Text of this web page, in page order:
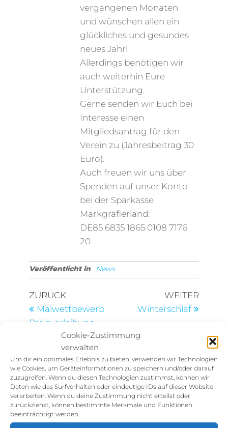
Cookie-Zustimmung
verwalten
Um dir ein optimales Erlebnis zu bieten, verwenden wir Technologien
wie Cookies, um Geräteinformationen zu speichern und/oder darauf
zuzugreifen. Wenn du diesen Technologien zustimmst, können wir
Daten wie das Surfverhalten oder eindeutige IDs auf dieser Website
verarbeiten. Wenn du deine Zustimmung nicht erteilst oder
zurückziehst, können bestimmte Merkmale und Funktionen
beeinträchtigt werden.
vergangenen Monaten
und wünschen allen ein
glückliches und gesundes
neues Jahr!
Allerdings benötigen wir
auch weiterhin Eure
Unterstützung.
Gerne senden wir Euch bei
Interesse einen
Mitgliedsantrag für den
Verein zu (Jahresbeitrag 30
Euro).
Auch freuen wir uns über
Spenden auf unser Konto
bei der Sparkasse
Markgräflerland:
DE85 6835 1865 0108 7176
20
Veröffentlicht in News
ZURÜCK
Malwettbewerb
Preisverleihung
WEITER
Winterschlaf
Schreibe einen
Kommentar
Deine E-Mail-Adresse wird nicht
veröffentlicht. Erforderliche Felder sind
mit*markiert